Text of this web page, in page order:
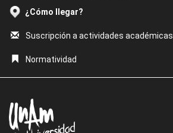
¿Cómo llegar?
Suscripción a actividades académicas
Normatividad